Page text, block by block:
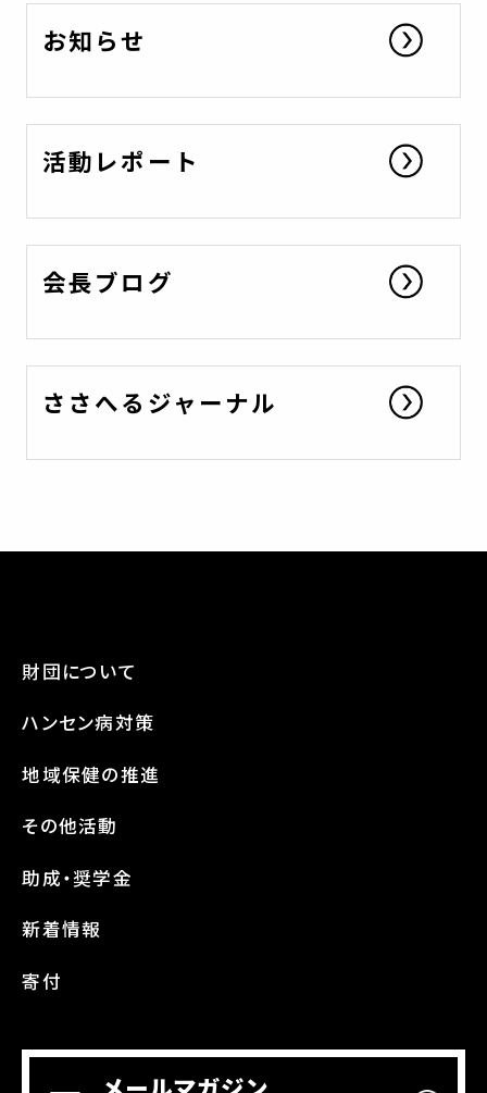
お知らせ
活動レポート
会長ブログ
ささへるジャーナル
財団について
ハンセン病対策
地域保健の推進
その他活動
助成・奨学金
新着情報
寄付